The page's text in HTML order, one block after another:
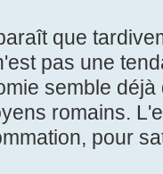
que
pas une
semble
romains.
pour